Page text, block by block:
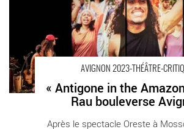
AVIGNON 2023-THÉÂTRE-
« Antigone in the
Rau bouleverse